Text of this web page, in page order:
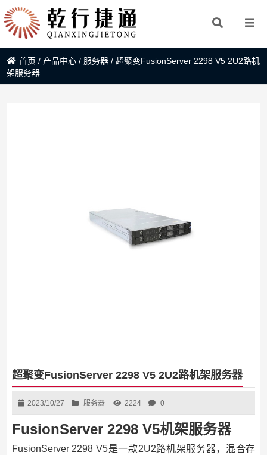
首页 / 产品中心 / 服务器 /超聚变FusionServer 2298 V5 2U2路机
架服务器
超聚变FusionServer 2298 V5 2U2路机架服务器
2023/10/27 服务器 2224 0
FusionServer 2298 V5机架服务器
FusionServer 2298 V5是一款2U2路机架服务器，混合存